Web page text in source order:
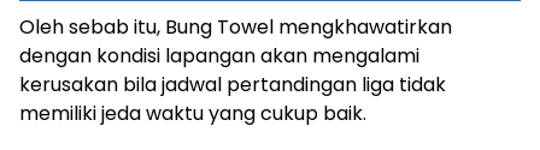
Oleh sebab itu, Bung Towel mengkhawatirkan
dengan kondisi lapangan akan mengalami
kerusakan bila jadwal pertandingan liga tidak
memiliki jeda waktu yang cukup baik.